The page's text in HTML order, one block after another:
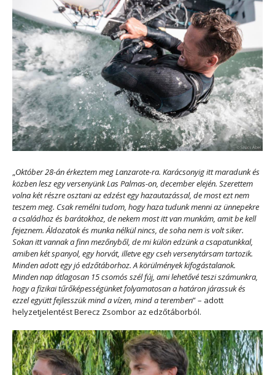
Október 28-án érkeztem meg Lanzarote-ra. Karácsonyig itt maradunk és
közben lesz egy versenyünk Las Palmas-on, december elején. Szerettem
volna két részre osztani az edzést egy hazautazással, de most ezt nem
teszem meg. Csak remélni tudom, hogy haza tudunk menni az ünnepekre
a családhoz és barátokhoz, de nekem most itt van munkám, amit be kell
fejeznem. Áldozatok és munka nélkül nincs, de soha nem is volt siker.
Sokan itt vannak a finn mezőnyből, de mi külön edzünk a csapatunkkal,
amiben két spanyol, egy horvát, illetve egy cseh versenytársam tartozik.
Minden adott egy jó edzőtáborhoz. A körülmények kifogástalanok.
Minden nap átlagosan 15 csomós szél fúj, ami lehetővé teszi számunkra,
hogy a fizikai tűrőképességünket folyamatosan a határon járassuk és
ezzel együtt fejlesszük mind a vízen, mind a teremben” – adott
helyzetjelentést Berecz Zsombor az edzőtáborból.